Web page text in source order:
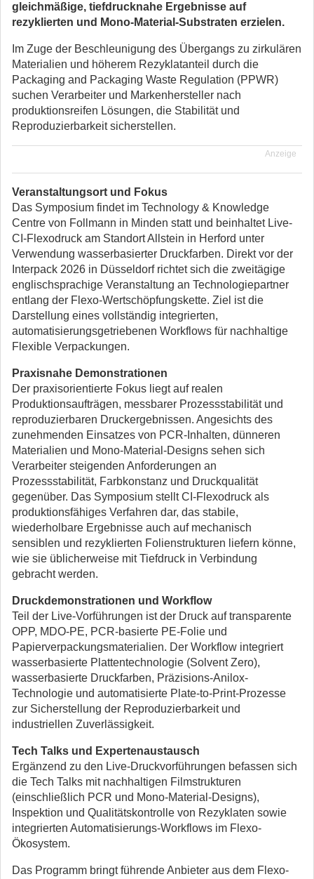
gleichmäßige, tiefdrucknahe Ergebnisse auf
rezyklierten und Mono-Material-Substraten erzielen.
Im Zuge der Beschleunigung des Übergangs zu zirkulären
Materialien und höherem Rezyklatanteil durch die
Packaging and Packaging Waste Regulation (PPWR)
suchen Verarbeiter und Markenhersteller nach
produktionsreifen Lösungen, die Stabilität und
Reproduzierbarkeit sicherstellen.
Anzeige
Veranstaltungsort und Fokus
Das Symposium findet im Technology & Knowledge
Centre von Follmann in Minden statt und beinhaltet Live-
CI-Flexodruck am Standort Allstein in Herford unter
Verwendung wasserbasierter Druckfarben. Direkt vor der
Interpack 2026 in Düsseldorf richtet sich die zweitägige
englischsprachige Veranstaltung an Technologiepartner
entlang der Flexo-Wertschöpfungskette. Ziel ist die
Darstellung eines vollständig integrierten,
automatisierungsgetriebenen Workflows für nachhaltige
Flexible Verpackungen.
Praxisnahe Demonstrationen
Der praxisorientierte Fokus liegt auf realen
Produktionsaufträgen, messbarer Prozessstabilität und
reproduzierbaren Druckergebnissen. Angesichts des
zunehmenden Einsatzes von PCR-Inhalten, dünneren
Materialien und Mono-Material-Designs sehen sich
Verarbeiter steigenden Anforderungen an
Prozessstabilität, Farbkonstanz und Druckqualität
gegenüber. Das Symposium stellt CI-Flexodruck als
produktionsfähiges Verfahren dar, das stabile,
wiederholbare Ergebnisse auch auf mechanisch
sensiblen und rezyklierten Folienstrukturen liefern könne,
wie sie üblicherweise mit Tiefdruck in Verbindung
gebracht werden.
Druckdemonstrationen und Workflow
Teil der Live-Vorführungen ist der Druck auf transparente
OPP, MDO-PE, PCR-basierte PE-Folie und
Papierverpackungsmaterialien. Der Workflow integriert
wasserbasierte Plattentechnologie (Solvent Zero),
wasserbasierte Druckfarben, Präzisions-Anilox-
Technologie und automatisierte Plate-to-Print-Prozesse
zur Sicherstellung der Reproduzierbarkeit und
industriellen Zuverlässigkeit.
Tech Talks und Expertenaustausch
Ergänzend zu den Live-Druckvorführungen befassen sich
die Tech Talks mit nachhaltigen Filmstrukturen
(einschließlich PCR und Mono-Material-Designs),
Inspektion und Qualitätskontrolle von Rezyklaten sowie
integrierten Automatisierungs-Workflows im Flexo-
Ökosystem.
Das Programm bringt führende Anbieter aus dem Flexo-